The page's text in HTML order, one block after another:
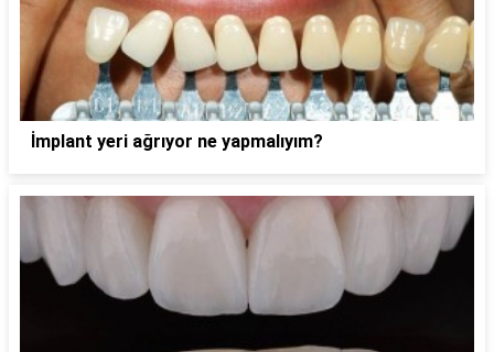
İmplant yeri ağrıyor ne yapmalıyım?